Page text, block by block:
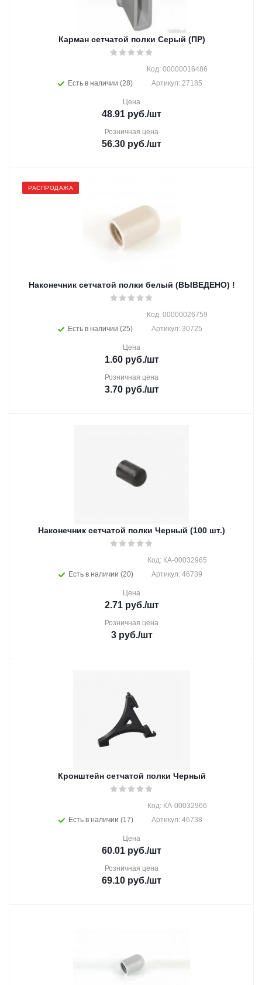
Карман сетчатой полки Cерый (ПР)
Есть в наличии (28)
Код: 00000016486
Артикул: 27185
Цена
48.91 руб./шт
Розничная цена
56.30 руб./шт
РАСПРОДАЖА
Наконечник сетчатой полки белый (ВЫВЕДЕНО) !
Есть в наличии (25)
Код: 00000026759
Артикул: 30725
Цена
1.60руб./шт
Розничная цена
3.70руб./шт
Наконечник сетчатой полки Черный (100 шт.)
Есть в наличии (20)
Код: КА-00032965
Артикул: 46739
Цена
2.71руб./шт
Розничная цена
3руб./шт
Кронштейн сетчатой полки Черный
Есть в наличии (17)
Код: КА-00032966
Артикул: 46738
Цена
60.01 руб./шт
Розничная цена
69.10 руб./шт